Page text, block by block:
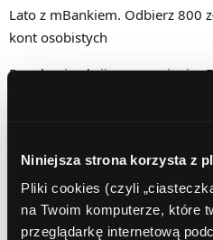
Niniejsza strona korzysta z
Pliki cookies (czyli
na Twoim komputerze, które
przeglądarkę internetową
Lato z mBankiem. Odbierz 800
kont osobistych
Regulamin akcji promocyjnej
W sierpień promuj Konto
Najnowsze